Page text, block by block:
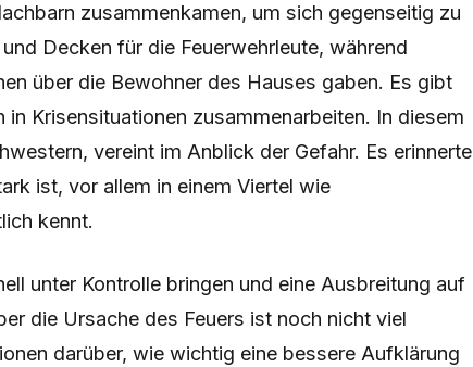
zusammenkamen, um sich gegenseitig zu
Decken für die Feuerwehrleute, während
über die Bewohner des Hauses gaben. Es gibt
Krisensituationen zusammenarbeiten. In diesem
vereint im Anblick der Gefahr. Es erinnerte
ist, vor allem in einem Viertel wie
kennt.
unter Kontrolle bringen und eine Ausbreitung auf
die Ursache des Feuers ist noch nicht viel
darüber, wie wichtig eine bessere Aufklärung